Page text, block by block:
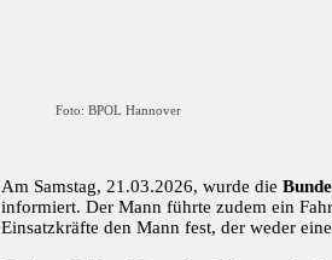
Foto: BPOL Hannover
Am Samstag, 21.03.2026, wurde die
informiert. Der Mann führte zudem ein
Einsatzkräfte den Mann fest, der weder